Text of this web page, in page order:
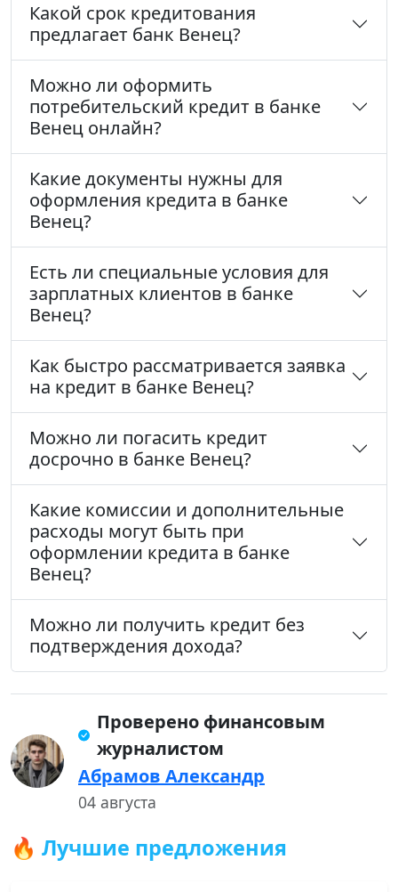
Какой срок кредитования
предлагает банк Венец?
Можно ли оформить
потребительский кредит в банке
Венец онлайн?
Какие документы нужны для
оформления кредита в банке
Венец?
Есть ли специальные условия для
зарплатных клиентов в банке
Венец?
Как быстро рассматривается заявка
на кредит в банке Венец?
Можно ли погасить кредит
досрочно в банке Венец?
Какие комиссии и дополнительные
расходы могут быть при
оформлении кредита в банке
Венец?
Можно ли получить кредит без
подтверждения дохода?
Проверено финансовым
журналистом
Абрамов Александр
04 августа
🔥 Лучшие предложения